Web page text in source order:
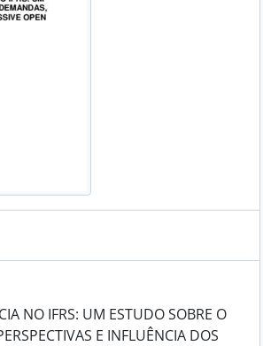
NO IFRS: UM ESTUDO SOBRE O
E INFLUÊNCIA DOS